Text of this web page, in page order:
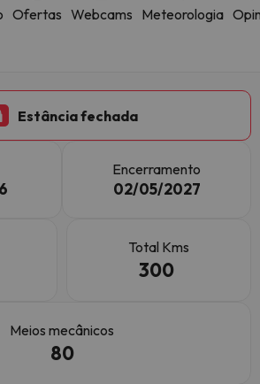
Ofertas Webcams Meteorologia
Estância fechada
Encerramento
02/05/2027
Total Kms
300
Meios mecânicos
80